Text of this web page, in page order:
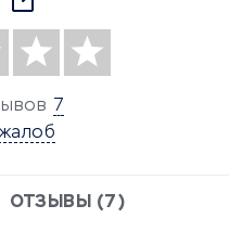
7
ОТЗЫВЫ (7)